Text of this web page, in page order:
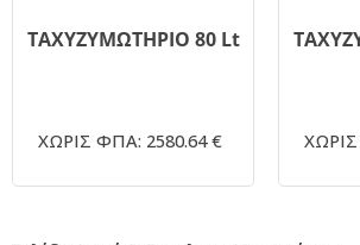
ΤΑΧΥΖΥΜΩΤΗΡΙΟ 80 Lt
ΧΩΡΙΣ ΦΠΑ: 2580.64 €